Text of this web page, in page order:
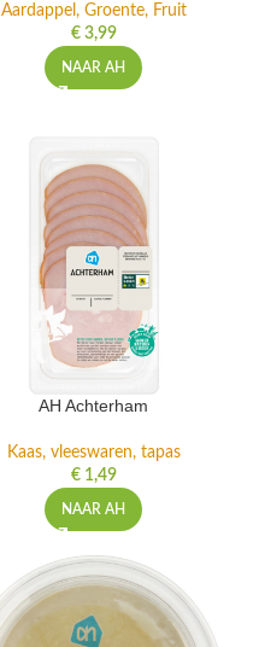
Aardappel, Groente, Fruit
€3,99
NAAR AH
AH Achterham
Kaas, vleeswaren, tapas
€1,49
NAAR AH